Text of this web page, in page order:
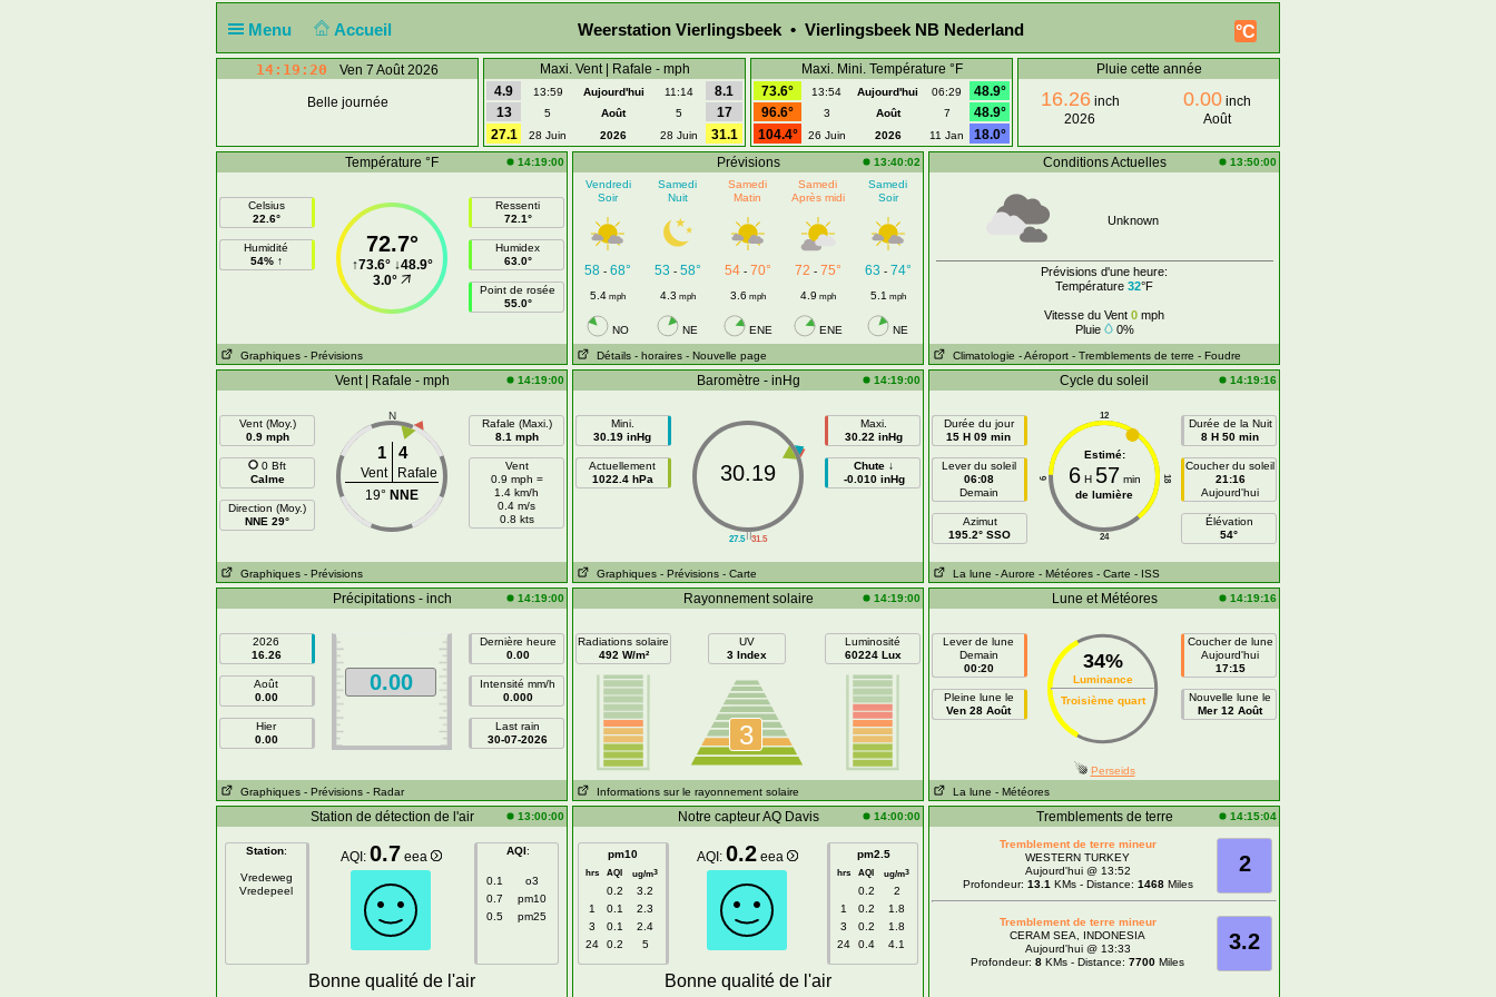
Menu Accueil °C
Weerstation Vierlingsbeek • Vierlingsbeek NB Nederland
14:19:20 Ven 7 Août 2026
Belle journée
Maxi. Vent | Rafale - mph
4.9
13:59 Aujourd'hui 11:14
8.1
13
5 Août 5
17
27.1
28 Juin 2026 28 Juin 31.1
Maxi. Mini. Température °F
73.6°
13:54 Aujourd'hui 06:29
48.9°
96.6°
3 Août 7
48.9°
104.4°
26 Juin 2026 11 Jan 18.0°
Pluie cette année
16.26inch
2026
0.00 inch
Août
Température °F 14:19:00
Celsius
22.6°
Humidité
54% ↑
72.7°
↑73.6°↓48.9°
3.0°
Ressenti
72.1°
Humidex
63.0°
Point de rosée
55.0°
Graphiques - Prévisions
Prévisions
13:40:02
Vendredi
Soir
Samedi
Nuit
Samedi
Matin
Samedi
Après midi
Samedi
Soir
58 - 68° 53 - 58° 54- 70° 72 - 75° 63 - 74°
5.4 mph 4.3 mph 3.6 mph 4.9 mph 5.1 mph
NO NE ENE ENE NE
Détails - horaires - Nouvelle page
Conditions Actuelles 13:50:00
Unknown
Prévisions d'une heure:
Température 32°F
Vitesse du Vent 0 mph
Pluie
0%
Climatologie - Aéroport - Tremblements de terre - Foudre
Vent | Rafale - mph 14:19:00
Vent (Moy.)
0.9 mph
0 Bft
Calme
Direction (Moy.)
NNE 29°
N
1 4
Vent
Rafale
19° NNE
Rafale (Maxi.)
8.1 mph
Vent
0.9 mph =
1.4 km/h
0.4 m/s
0.8 kts
Graphiques - Prévisions
Baromètre - inHg 14:19:00
Mini.
30.19 inHg
Actuellement
1022.4 hPa
||
27.5 31.5
30.19
Maxi.
30.22 inHg
Chute ↓
-0.010 inHg
Graphiques - Prévisions - Carte
Cycle du soleil 14:19:16
Durée du jour
15 H 09 min
Lever du soleil
06:08
Demain
Azimut
195.2° SSO
12
24
6 18
Estimé:
6H 57 min
de lumière
Durée de la Nuit
8 H 50 min
Coucher du soleil
21:16
Aujourd'hui
Élévation
54°
La lune - Aurore - Météores - Carte - ISS
Précipitations - inch 14:19:00
2026
16.26
Août
0.00
Hier
0.00
0.00
Dernière heure
0.00
Intensité mm/h
0.000
Last rain
30-07-2026
Graphiques - Prévisions - Radar
Rayonnement solaire 14:19:00
Radiations solaire
492 W/m²
UV
3 Index
3
Luminosité
60224 Lux
Informations sur le rayonnement solaire
Lune et Météores 14:19:16
Lever de lune
Demain
00:20
Pleine lune le
Ven 28 Août
34%
Luminance
Troisième quart
Coucher de lune
Aujourd'hui
17:15
Nouvelle lune le
Mer 12 Août
Perseids
La lune - Météores
Station de détection de l'air 13:00:00
Station:
Vredeweg
Vredepeel
AQI: 0.7 eea AQI:
0.1
o3
0.7
pm10
0.5
pm25
Bonne qualité de l'air
Notre capteur AQ Davis 14:00:00
pm10
hrs AQI ug/m3
0.2
3.2
1
0.1
2.3
3
0.1
2.4
24
0.2 5
AQI: 0.2 eea pm2.5
hrs AQI ug/m3
0.2
2
1
0.2
1.8
3
0.2
1.8
24
0.4 4.1
Bonne qualité de l'air
Tremblements de terre 14:15:04
2
Tremblement de terre mineur
WESTERN TURKEY
Aujourd'hui @ 13:52
Profondeur: 13.1 KMs - Distance: 1468Miles
3.2
Tremblement de terre mineur
CERAM SEA, INDONESIA
Aujourd'hui @ 13:33
Profondeur: 8 KMs - Distance: 7700 Miles